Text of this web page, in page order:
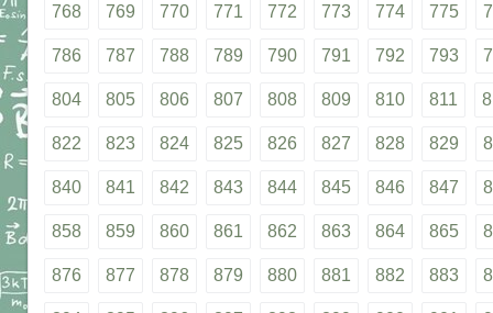
768 769 770 771 772 773 774 775
786 787 788 789 790 791 792 793
804 805 806 807 808 809 810 811
822 823 824 825 826 827 828 829
840 841 842 843 844 845 846 847
858 859 860 861 862 863 864 865
876 877 878 879 880 881 882 883